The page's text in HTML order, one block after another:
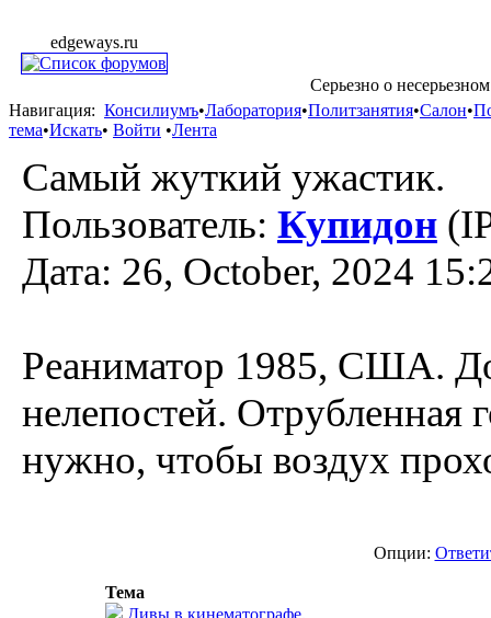
edgeways.ru
Серьезно о
Навигация: Консилиумъ•Лаборатория•Политзанятия•Салон•
тема•Искать• Войти •Лента
Самый жуткий ужастик.
Пользователь: Купидон
Дата: 26, October, 2024
Реаниматор 1985, США.
нелепостей. Отрубленная
нужно, чтобы воздух
Опции:
Тема
Дивы в кинематографе.